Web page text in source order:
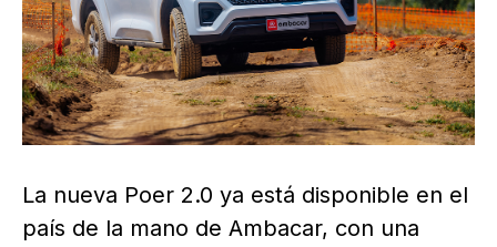
La nueva Poer 2.0 ya está disponible en el
país de la mano de Ambacar, con una